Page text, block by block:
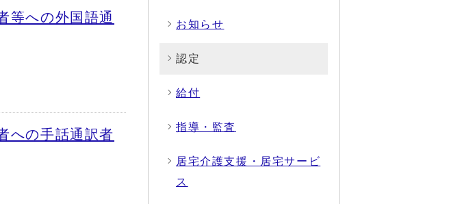
等への外国語通
への手話通訳者
お知らせ
認定
給付
指導・監査
居宅介護支援・居宅サービ
ス